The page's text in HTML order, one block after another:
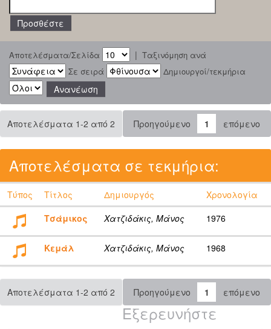
Αποτελέσματα/Σελίδα | Ταξινόμηση ανά
Σε σειρά
Δημιουργοί/τεκμήρια
Αποτελέσματα 1-2 από 2 Προηγούμενο 1 επόμενο
Αποτελέσματα σε τεκμήρια:
Τύπος Τίτλος Δημιουργός
Χρονολογία
Τσάμικος
Χατζιδάκις, Μάνος 1976
Κεμάλ Χατζιδάκις, Μάνος 1968
Αποτελέσματα 1-2 από 2 Προηγούμενο 1 επόμενο
Εξερευνήστε